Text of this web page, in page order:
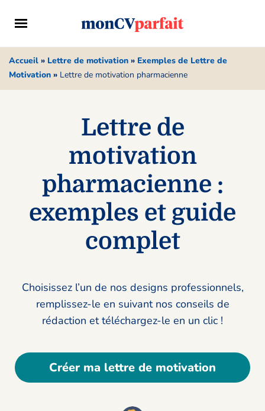
Accueil » Lettre de motivation » Exemples de Lettre de
Motivation » Lettre de motivation pharmacienne
Lettre de
motivation
pharmacienne :
exemples et guide
complet
Choisissez l’un de nos designs professionnels,
remplissez-le en suivant nos conseils de
rédaction et téléchargez-le en un clic !
Créer ma lettre de motivation